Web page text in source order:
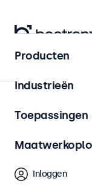
Home
Producten
Industrieën
Toepassingen
Inloggen